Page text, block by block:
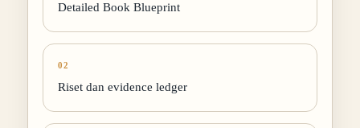
Detailed Book Blueprint
02
Riset dan evidence ledger